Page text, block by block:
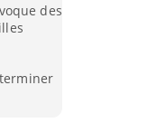
des